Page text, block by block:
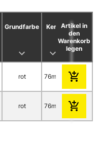
Grundfarbe Kern
Artikel in
den
Warenkorb
legen
rot 76mm
rot 76mm